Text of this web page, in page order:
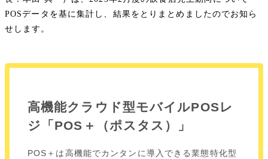
POSデータを基に集計し、結果をとりまとめましたのでお知ら
せします。
高機能クラウド型モバイルPOSレ
ジ「POS＋（ポスタス）」
POS＋は高機能でカンタンに導入できる業態特化型